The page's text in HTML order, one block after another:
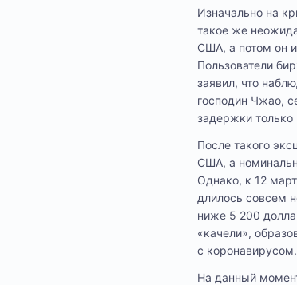
Изначально на
такое же
США, а потом он
Пользователи
заявил, что
господин Чжао,
задержки только
После такого
США, а
Однако, к 12
длилось совсем
ниже 5 200
«качели»,
с коронавирусом.
На данный